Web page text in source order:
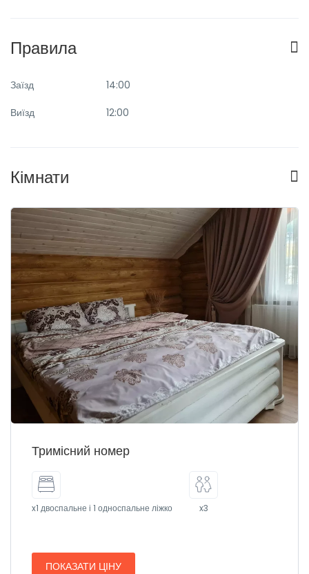
Правила
Заїзд
14:00
Виїзд
12:00
Кімнати
Тримісний номер
x1 двоспальне і 1 односпальне ліжко x3
ПОКАЗАТИ ЦІНУ